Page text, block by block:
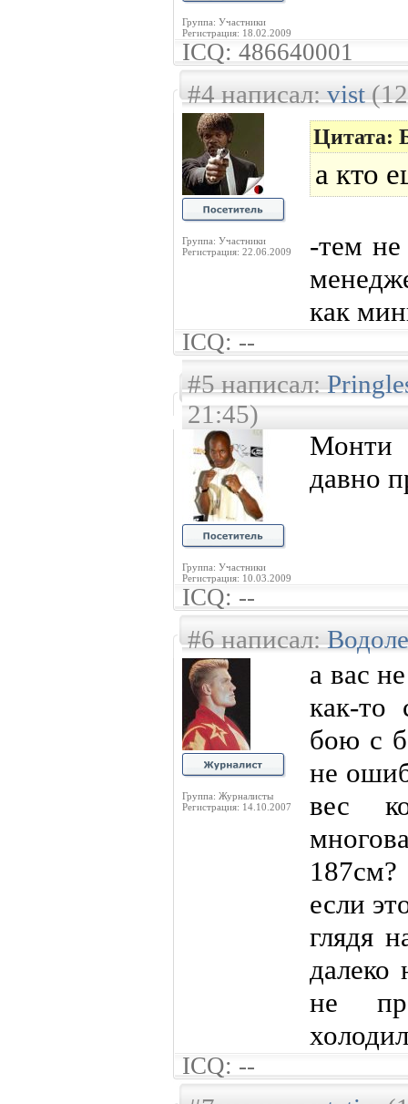
Группа: Участники
Регистрация: 18.02.2009
ICQ: 486640001
#4 написал:vist(12
Группа: Участники
Регистрация: 22.06.2009
Цитата:
a кто
-тем
как
ICQ: --
#5 написал:
21:45)
Группа: Участники
Регистрация: 10.03.2009
давно
ICQ: --
#6 написал:
Группа: Журналисты
Регистрация: 14.10.2007
а вас
как-то
бою с
не
вес
187см?
если
глядя
не
ICQ: --